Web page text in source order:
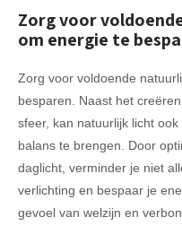
Zorg voor
om energie te
Zorg voor voldoende
besparen. Naast het
sfeer, kan natuurlijk licht
balans te brengen. Door
daglicht, verminder je niet
verlichting en bespaar je
gevoel van welzijn en